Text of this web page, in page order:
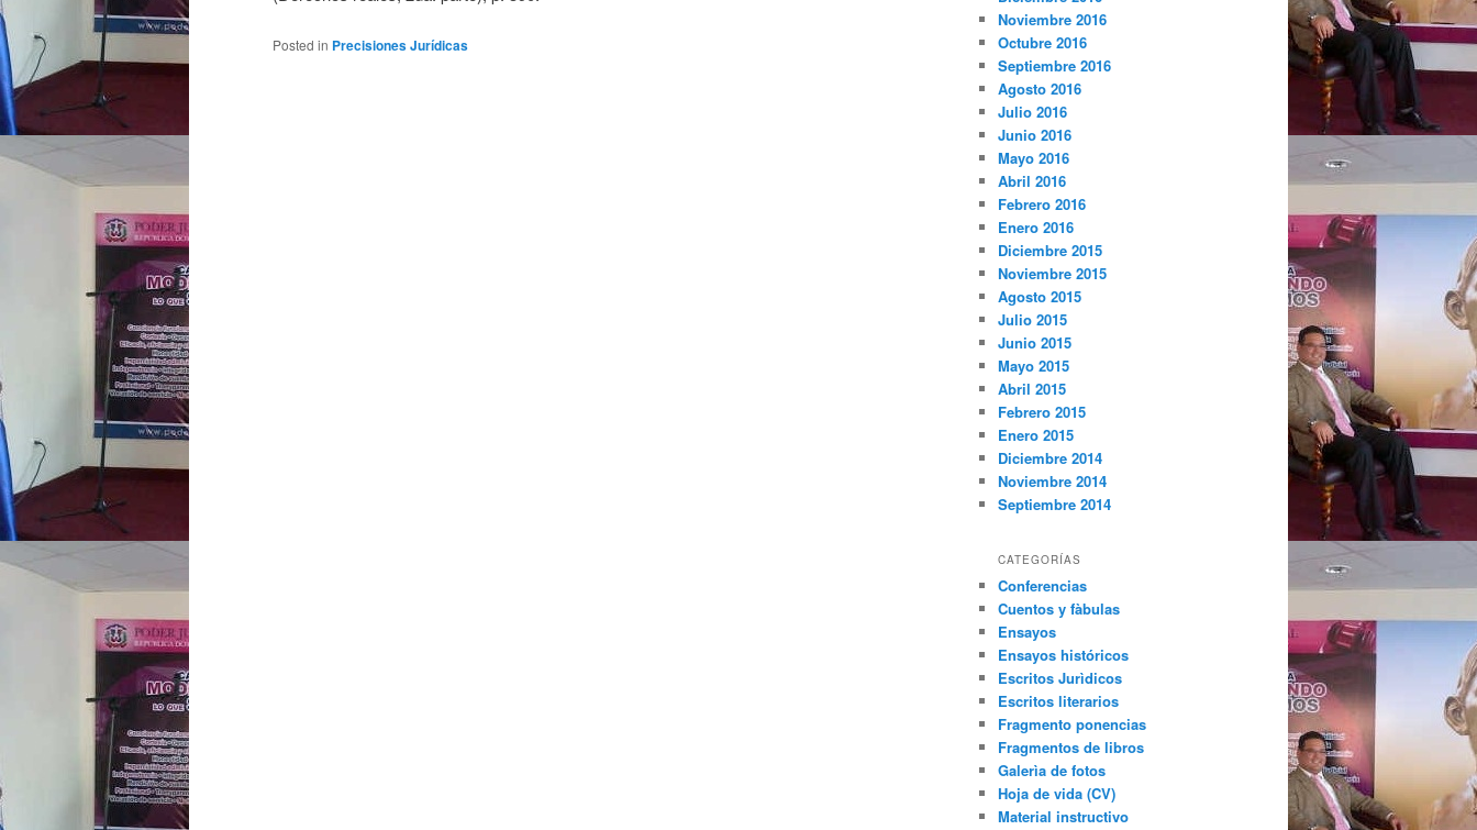
Posted in Precisiones Jurídicas
Noviembre 2016
Octubre 2016
Septiembre 2016
Agosto 2016
Julio 2016
Junio 2016
Mayo 2016
Abril 2016
Febrero 2016
Enero 2016
Diciembre 2015
Noviembre 2015
Agosto 2015
Julio 2015
Junio 2015
Mayo 2015
Abril 2015
Febrero 2015
Enero 2015
Diciembre 2014
Noviembre 2014
Septiembre 2014
CATEGORÍAS
Conferencias
Cuentos y fàbulas
Ensayos
Ensayos históricos
Escritos Jurìdicos
Escritos literarios
Fragmento ponencias
Fragmentos de libros
Galerìa de fotos
Hoja de vida (CV)
Material instructivo